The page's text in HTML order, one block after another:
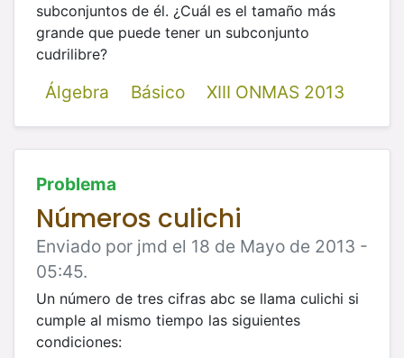
subconjuntos de él. ¿Cuál es el tamaño más
grande que puede tener un subconjunto
cudrilibre?
Álgebra Básico XIII ONMAS 2013
Problema
Números culichi
Enviado por jmd el 18 de Mayo de 2013 -
05:45.
Un número de tres cifras abc se llama culichi si
cumple al mismo tiempo las siguientes
condiciones: